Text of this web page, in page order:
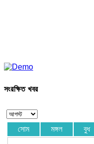
সংরক্ষিত খবর
সোম মঙ্গল বুধ